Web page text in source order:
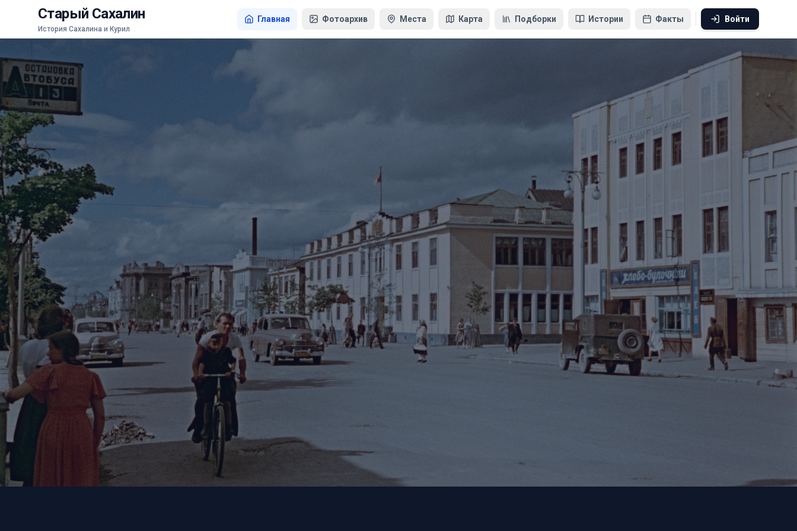
Старый Сахалин
История Сахалина и Курил
Главная Фотоархив Места Карта Подборки Истории Факты Войти